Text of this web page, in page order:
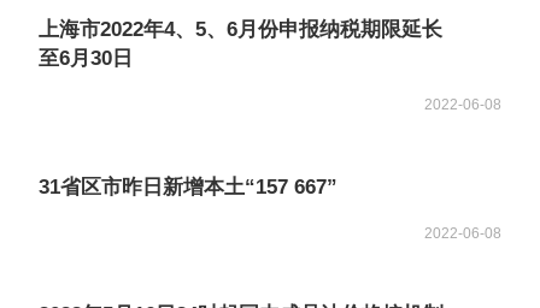
上海市2022年4、5、6月份申报纳税期限延长
至6月30日
2022-06-08
31省区市昨日新增本土“157 667”
2022-06-08